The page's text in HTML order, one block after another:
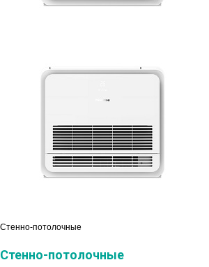
Стенно-потолочные
Стенно-потолочные